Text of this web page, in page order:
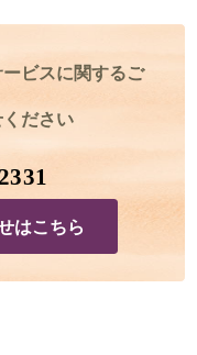
ビスに関するご
ださい
はこちら